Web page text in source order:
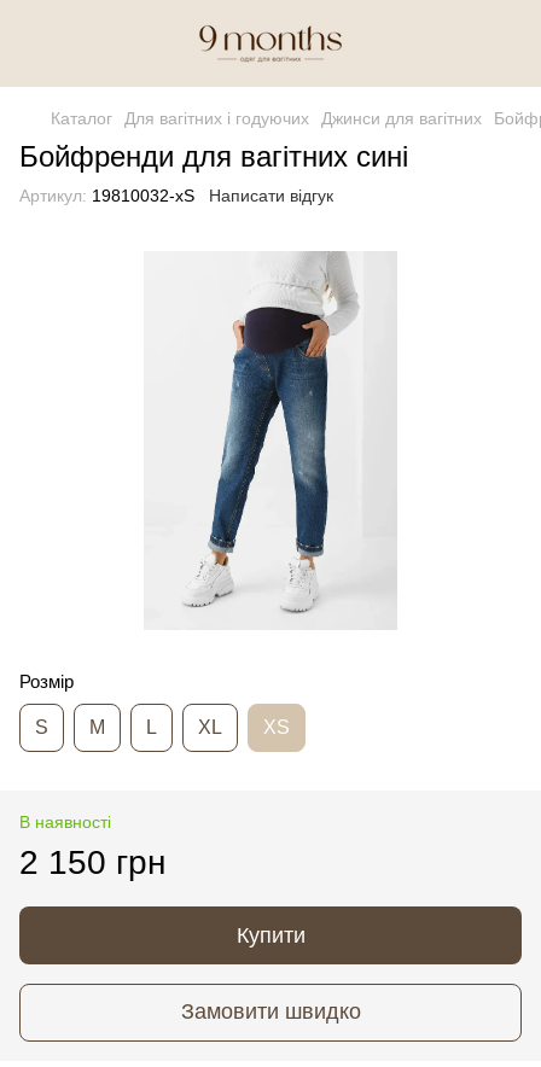
Каталог Для вагітних і годуючих Джинси для вагітних
Бойфренди для вагітних сині
Артикул: 19810032-xS Написати відгук
Розмір
S M L XL XS
В наявності
2 150 грн
Купити
Замовити швидко